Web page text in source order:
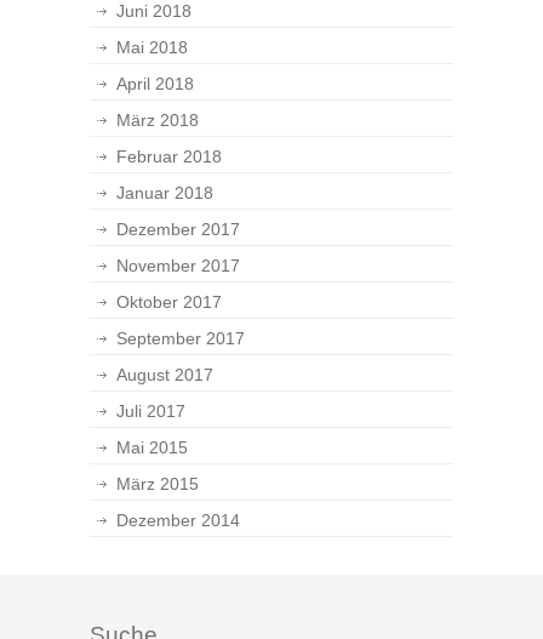
Juni 2018
Mai 2018
April 2018
März 2018
Februar 2018
Januar 2018
Dezember 2017
November 2017
Oktober 2017
September 2017
August 2017
Juli 2017
Mai 2015
März 2015
Dezember 2014